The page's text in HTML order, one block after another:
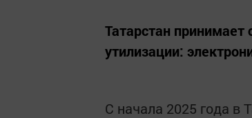
Татарстан
утилизации:
С начала 2025 года в